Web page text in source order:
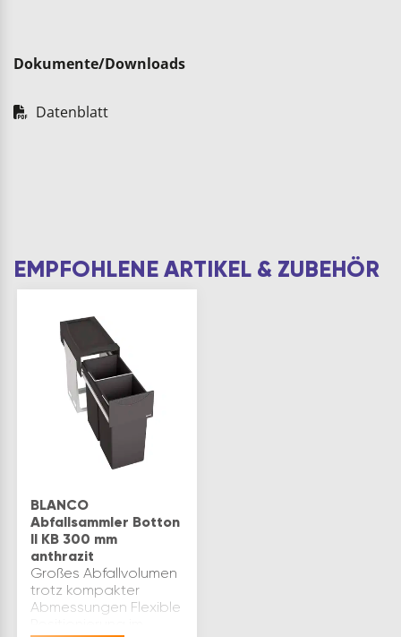
Dokumente/Downloads
Datenblatt
EMPFOHLENE ARTIKEL & ZUBEHÖR
BLANCO
Abfallsammler Botton
II KB 300 mm
anthrazit
Großes Abfallvolumen
trotz kompakter
Abmessungen Flexible